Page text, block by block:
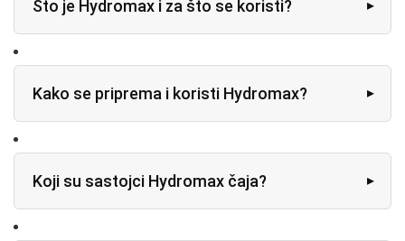
Što je Hydromax i za što se koristi?
Kako se priprema i koristi Hydromax?
Koji su sastojci Hydromax čaja?